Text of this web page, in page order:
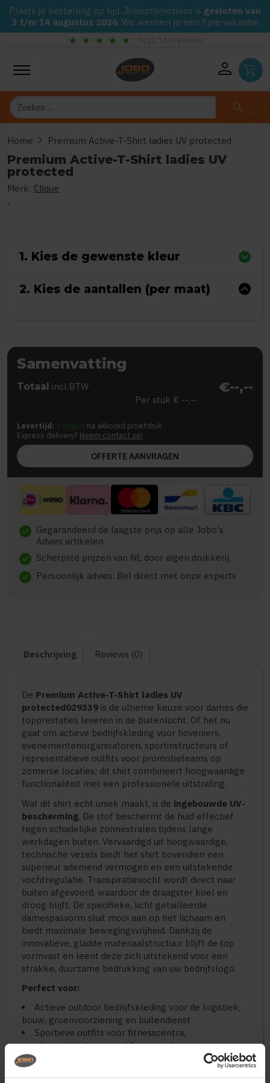
Plaats je bestelling op tijd. Jobopromotions is gesloten van
3 t/m 14 augustus 2026. We wensen je een fijne vakantie
Gegarandeerd de laagste prijs op alle Jobo's Advies artikelen
person shopping_cart
Zoeken search
Home chevron_right Premium Active-T-Shirt ladies UV protected
Premium Active-T-Shirt ladies UV
protected
Merk: Clique
1. Kies de gewenste kleur
2. Kies de aantallen (per maat)
Samenvatting
Totaal incl.BTW €--,--
Per stuk € --,--
Levertijd: 5 dagen na akkoord proefdruk
Express delivery? Neem contact op!
OFFERTE AANVRAGEN
check Gegarandeerd de laagste prijs op alle Jobo's
Advies artikelen
check Scherpste prijzen van NL door eigen drukkerij
check Persoonlijk advies: Bel direct met onze experts
Beschrijving Reviews (0)
De Premium Active-T-Shirt ladies UV
protected029339 is de ultieme keuze voor dames die
topprestaties leveren in de buitenlucht. Of het nu
gaat om actieve bedrijfskleding voor hoveniers,
evenementenorganisatoren, sportinstructeurs of
representatieve outfits voor promotieteams op
zomerse locaties; dit shirt combineert hoogwaardige
functionaliteit met een professionele uitstraling.
Wat dit shirt echt uniek maakt, is de ingebouwde UV-
bescherming. De stof beschermt de huid effectief
tegen schadelijke zonnestralen tijdens lange
werkdagen buiten. Vervaardigd uit hoogwaardige,
technische vezels biedt het shirt bovendien een
superieur ademend vermogen en een uitstekende
vochtregulatie. Transpiratievocht wordt direct naar
buiten afgevoerd, waardoor de draagster koel en
droog blijft. De specifieke, licht getailleerde
damespasvorm sluit mooi aan op het lichaam en
biedt maximale bewegingsvrijheid. Dankzij de
innovatieve, gladde materiaalstructuur blijft de top
vormvast en leent deze zich uitstekend voor een
strakke, duurzame bedrukking van uw bedrijfslogo.
Perfect voor:
Actieve outdoor bedrijfskleding voor de logistiek,
bouw, groenvoorziening en buitendienst
Sportieve outfits voor fitnesscentra,
sportverenigingen en outdoor events
Uniforme kleding voor strandpaviljoens, hospitality
en promotieteams in de zomer